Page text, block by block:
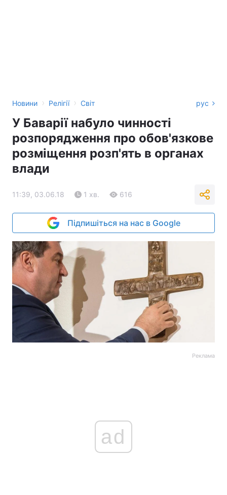
Новини › Релігії › Світ рус
У Баварії набуло чинності
розпорядження про обов'язкове
розміщення розп'ять в органах
влади
11:39, 03.06.18 1 хв. 616
Підпишіться на нас в Google
Реклама
ad